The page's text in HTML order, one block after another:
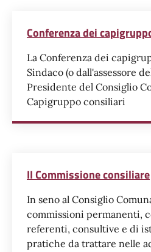
Conferenza dei
La Conferenza dei
Sindaco (o dall'assessore
Presidente del Consiglio
Capigruppo consiliari
II Commissione consiliare
In seno al Consiglio
commissioni permanenti,
referenti, consultive e di
pratiche da trattare nelle